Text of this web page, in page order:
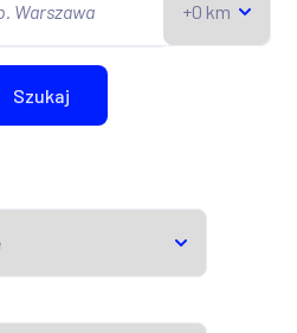
Szukaj